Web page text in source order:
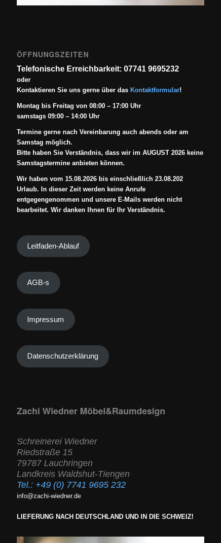
ÖFFNUNGSZEITEN
Telefonische Erreichbarkeit: 07741 9695232
oder
Kontaktieren Sie uns gerne über das Kontaktformular!
Montag bis Freitag von 08:00 – 17:00 Uhr
samstags 09:00 – 14:00 Uhr
Termine gerne nach Vereinbarung auch abends oder am
Samstag möglich.
Bitte haben Sie Verständnis, dass wir im AUGUST 2026 keine
Samstagstermine anbieten können.
Wir haben vom 15.08.2026 bis einschließlich 23.08.202
Urlaub. In dieser Zeit werden keine Anrufe
entgegengenommen und unsere E-Mails werden nicht
bearbeitet. Wir danken Ihnen für Ihr Verständnis.
Leitfaden-Ablauf
AGB-s
Impressum
Datenschutzerklärung
Zachi Wiedner Möbel&Raumdesign
Schreinerei Wiedner
Riedstraße 15
79787 Lauchringen
Landkreis Waldshut-Tiengen
Tel.: +49 (0) 7741 9695 232
info@zachi-wiedner.de
LIEFERUNG NACH DEUTSCHLAND UND IN DIE SCHWEIZ!